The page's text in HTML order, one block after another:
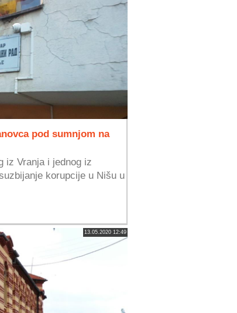
pod sumnjom na
iz Vranja i jednog iz
korupcije u Nišu u
13.05.2020 12:49